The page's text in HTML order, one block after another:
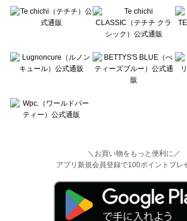
＼お買い物をもっと便利に／
アプリ新規会員登録で100ポイントプレ